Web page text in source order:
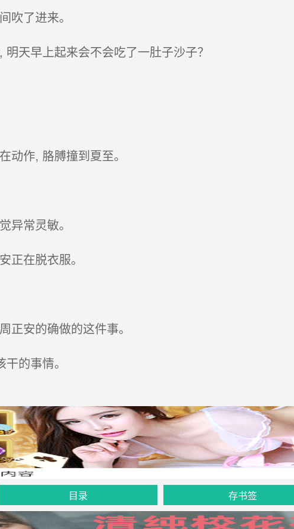
了进来。
天早上起来会不会吃了一肚子沙子？
作, 胳膊撞到夏至。
常灵敏。
在脱衣服。
安的确做的这件事。
的事情。
目录 存书签